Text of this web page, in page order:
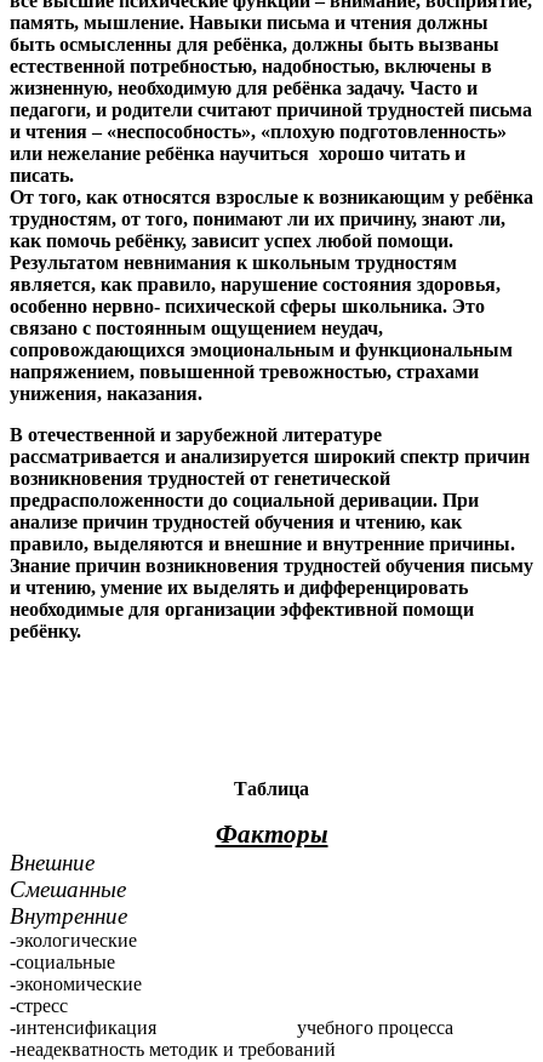
память, мышление. Навыки письма и чтения должны
быть осмысленны для ребёнка, должны быть вызваны
естественной потребностью, надобностью, включены в
жизненную, необходимую для ребёнка задачу. Часто и
педагоги, и родители считают причиной трудностей письма
и чтения – «неспособность», «плохую подготовленность»
или нежелание ребёнка научиться хорошо читать и
писать.
От того, как относятся взрослые к возникающим у ребёнка
трудностям, от того, понимают ли их причину, знают ли,
как помочь ребёнку, зависит успех любой помощи.
Результатом невнимания к школьным трудностям
является, как правило, нарушение состояния здоровья,
особенно нервно- психической сферы школьника. Это
связано с постоянным ощущением неудач,
сопровождающихся эмоциональным и функциональным
напряжением, повышенной тревожностью, страхами
унижения, наказания.
В отечественной и зарубежной литературе
рассматривается и анализируется широкий спектр причин
возникновения трудностей от генетической
предрасположенности до социальной деривации. При
анализе причин трудностей обучения и чтению, как
правило, выделяются и внешние и внутренние причины.
Знание причин возникновения трудностей обучения письму
и чтению, умение их выделять и дифференцировать
необходимые для организации эффективной помощи
ребёнку.
Таблица
Факторы
Внешние
Смешанные
Внутренние
-экологические
-социальные
-экономические
-стресс
-интенсификация учебного процесса
-неадекватность методик и требований